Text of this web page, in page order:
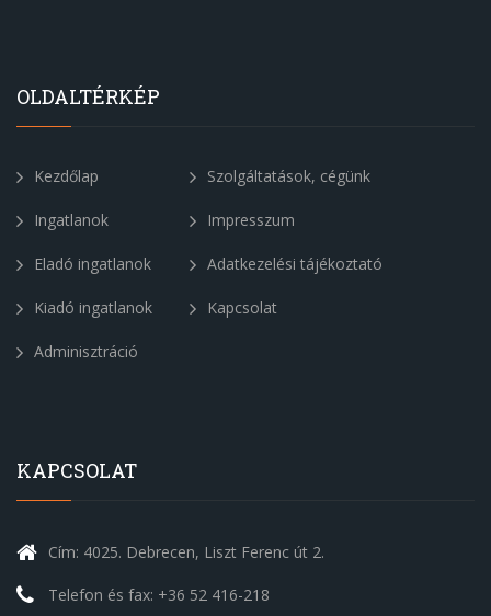
OLDALTÉRKÉP
Kezdőlap
Ingatlanok
Eladó ingatlanok
Kiadó ingatlanok
Adminisztráció
Szolgáltatások, cégünk
Impresszum
Adatkezelési tájékoztató
Kapcsolat
KAPCSOLAT
Cím: 4025. Debrecen, Liszt Ferenc út 2.
Telefon és fax: +36 52 416-218